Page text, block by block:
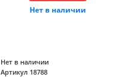
Нет в наличии
Нет в наличии
Артикул 18788